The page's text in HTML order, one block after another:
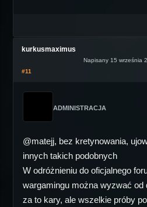
kurkusmaximus
Napisany 15 września
#11
ADMINISTRACJA
@matejj, bez kretynowania,
innych takich podobnych
W odróżnieniu do oficjalnego
wargamingu można wyzwać od
za to kary, ale wszelkie próby